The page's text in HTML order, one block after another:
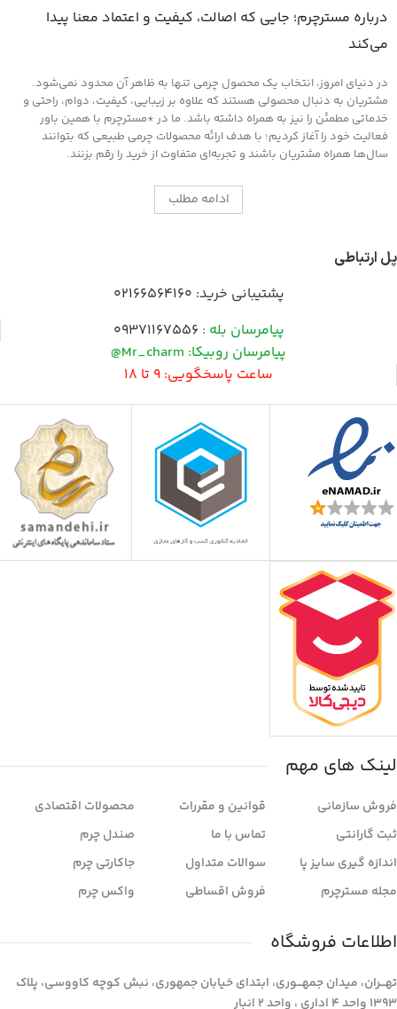
درباره مسترچرم؛ جایی که اصالت، کیفیت و اعتماد معنا پیدا
می‌کند
در دنیای امروز، انتخاب یک محصول چرمی تنها به ظاهر آن محدود نمی‌شود.
مشتریان به دنبال محصولی هستند که علاوه بر زیبایی، کیفیت، دوام، راحتی و
خدماتی مطمئن را نیز به همراه داشته باشد. ما در *مسترچرم با همین باور
فعالیت خود را آغاز کردیم؛ با هدف ارائه محصولات چرمی طبیعی که بتوانند
سال‌ها همراه مشتریان باشند و تجربه‌ای متفاوت از خرید را رقم بزنند.
ادامه مطلب
پل ارتباطی
پشتیبانی خرید: 02166564160
پیامرسان بله : 09371167556
پیامرسان روبیکا: Mr_charm@
ساعت پاسخگویی: 9 تا 18
لینک های مهم
فروش سازمانی
ثبت گارانتی
اندازه گیری سایز پا
مجله مسترچرم
قوانین و مقررات
تماس با ما
سوالات متداول
فروش اقساطی
محصولات اقتصادی
صندل چرم
جاکارتی چرم
واکس چرم
اطلاعات فروشگاه
تهـــران، میدان جمهـــوری، ابتدای خیابان جمهوری، نبش کوچه کاووسی، پلاک
1393 واحد 4 اداری ، واحد 2 انبار